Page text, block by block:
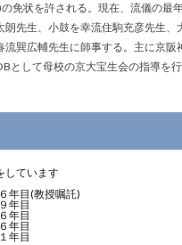
免状を許される。現在、流儀の最
朗先生、小鼓を幸流住駒充彦先生、
流巽広輔先生に師事する。主に京阪
として母校の京大宝生会の指導を行
しています
年目(教授嘱託)
目
目
年目
年目